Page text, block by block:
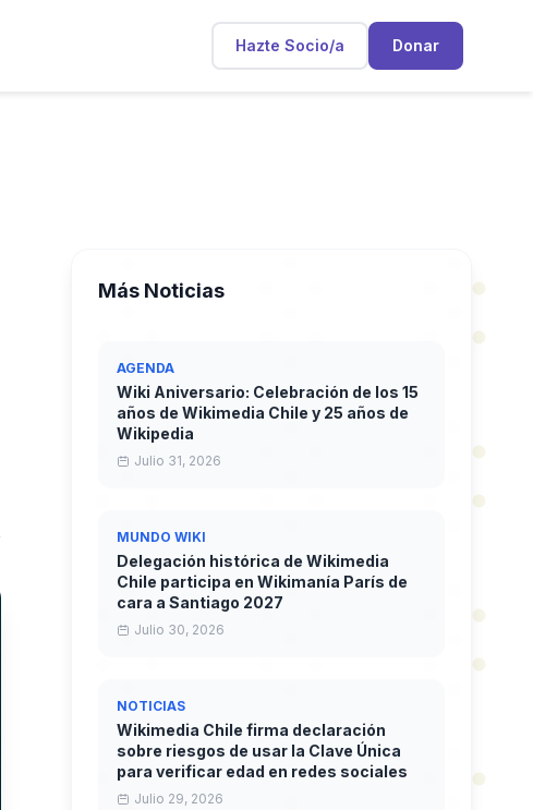
Hazte Socio/a Donar
Más Noticias
AGENDA
Wiki Aniversario: Celebración de los 15
años de Wikimedia Chile y 25 años de
Wikipedia
Julio 31, 2026
MUNDO WIKI
Delegación histórica de Wikimedia
Chile participa en Wikimanía París de
cara a Santiago 2027
Julio 30, 2026
NOTICIAS
Wikimedia Chile firma declaración
sobre riesgos de usar la Clave Única
para verificar edad en redes sociales
Julio 29, 2026